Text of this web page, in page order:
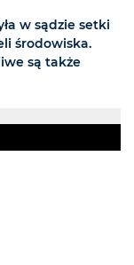
w sądzie setki
środowiska.
są także